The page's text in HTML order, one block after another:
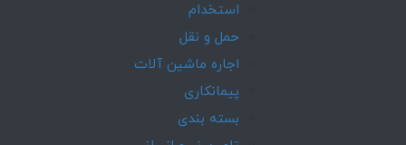
استخدام
حمل و نقل
اجاره ماشین آلات
پیمانکاری
بسته بندی